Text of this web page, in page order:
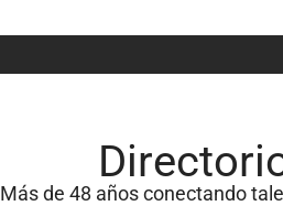
Más de 48 años conectando